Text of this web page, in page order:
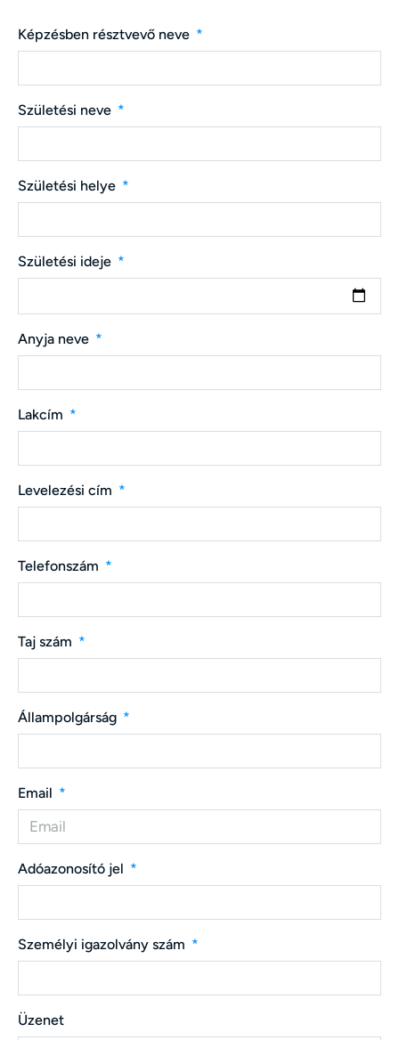
Képzésben résztvevő neve
Születési neve
Születési helye
Születési ideje
Anyja neve
Lakcím
Levelezési cím
Telefonszám
Taj szám
Állampolgárság
Email
Adóazonosító jel
Személyi igazolvány szám
Üzenet